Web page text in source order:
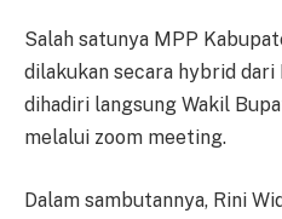
Salah satunya MPP
dilakukan secara hybrid dari
dihadiri langsung Wakil
melalui zoom meeting.
Dalam sambutannya, Rini